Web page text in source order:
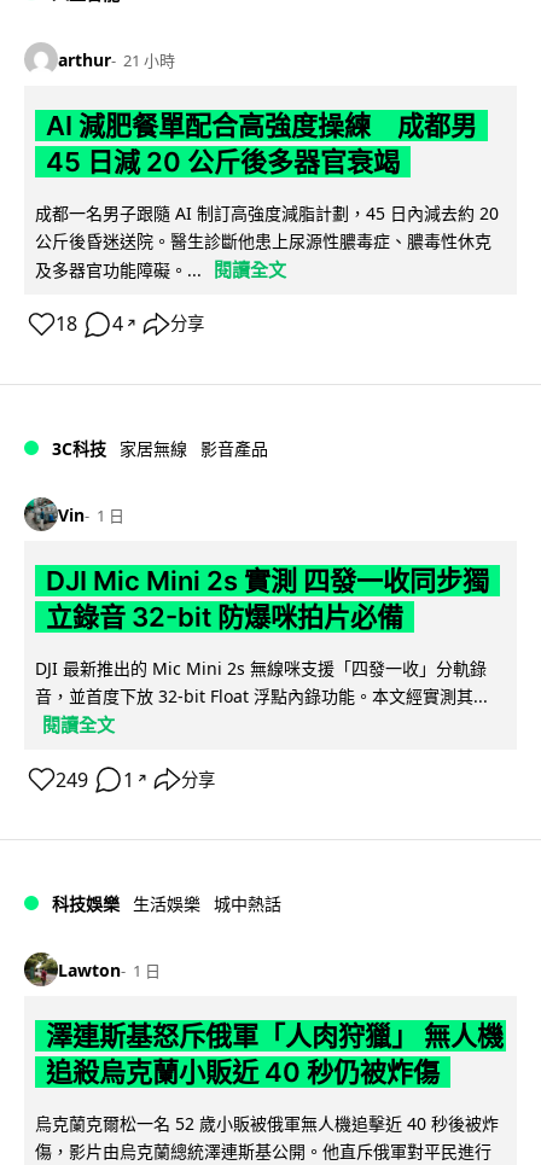
arthur 21 小時
AI 減肥餐單配合高強度操練 成都男
45 日減 20 公斤後多器官衰竭
成都一名男子跟隨 AI 制訂高強度減脂計劃，45 日內減去約 20
公斤後昏迷送院。醫生診斷他患上尿源性膿毒症、膿毒性休克
及多器官功能障礙。...
閱讀全文
18 4 ↗ 分享
3C科技 家居無線 影音產品
Vin 1 日
DJI Mic Mini 2s 實測 四發一收同步獨
立錄音 32-bit 防爆咪拍片必備
DJI 最新推出的 Mic Mini 2s 無線咪支援「四發一收」分軌錄
音，並首度下放 32-bit Float 浮點內錄功能。本文經實測其...
閱讀全文
249 1 ↗ 分享
科技娛樂 生活娛樂 城中熱話
Lawton 1 日
澤連斯基怒斥俄軍「人肉狩獵」 無人機
追殺烏克蘭小販近 40 秒仍被炸傷
烏克蘭克爾松一名 52 歲小販被俄軍無人機追擊近 40 秒後被炸
傷，影片由烏克蘭總統澤連斯基公開。他直斥俄軍對平民進行